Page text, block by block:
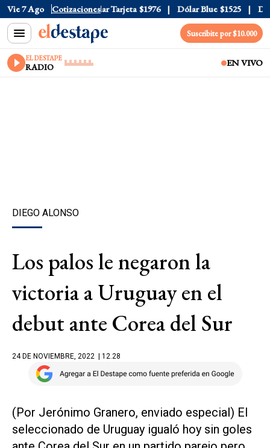
Vie 7 Ago Cotizaciones
Oficial $1520 Dólar Tarjeta $1976 Dólar Blue $1525
Suscribite por $10.000
EL DESTAPE
RADIO EN VIVO
DIEGO ALONSO
Los palos le negaron la
victoria a Uruguay en el
debut ante Corea del Sur
24 DE NOVIEMBRE, 2022 | 12.28
(Por Jerónimo Granero, enviado especial) El
seleccionado de Uruguay igualó hoy sin goles